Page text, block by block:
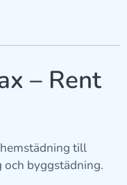
– Rent
till
byggstädning.